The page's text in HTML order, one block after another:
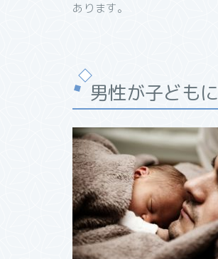
あります。
男性が子ども